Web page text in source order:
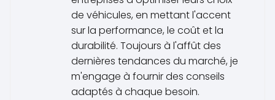
de véhicules, en mettant l'accent
sur la performance, le coût et la
durabilité. Toujours à l'affût des
dernières tendances du marché, je
m'engage à fournir des conseils
adaptés à chaque besoin.